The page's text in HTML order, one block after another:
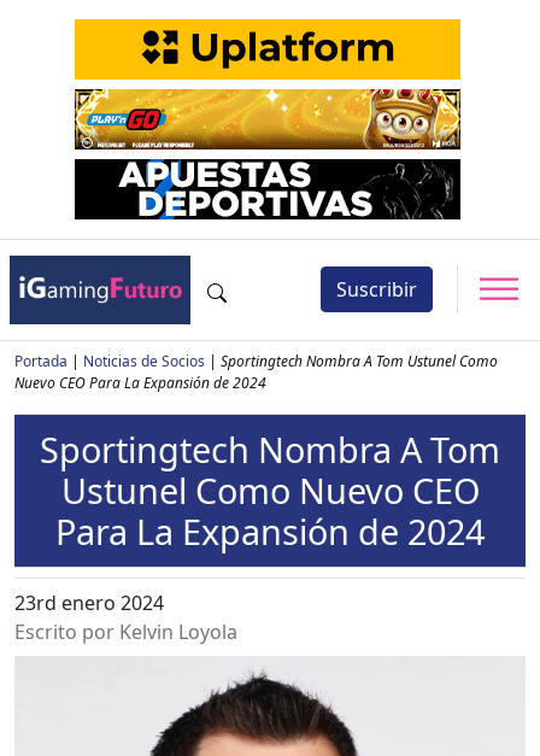
Suscribir
Portada | Noticias de Socios | Sportingtech Nombra A Tom Ustunel Como
Nuevo CEO Para La Expansión de 2024
Sportingtech Nombra A Tom
Ustunel Como Nuevo CEO
Para La Expansión de 2024
23rd enero 2024
Escrito por Kelvin Loyola